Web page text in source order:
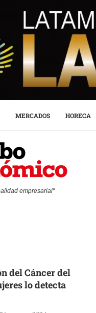
MERCADOS HORECA
empresarial"
del Cáncer del
lo detecta